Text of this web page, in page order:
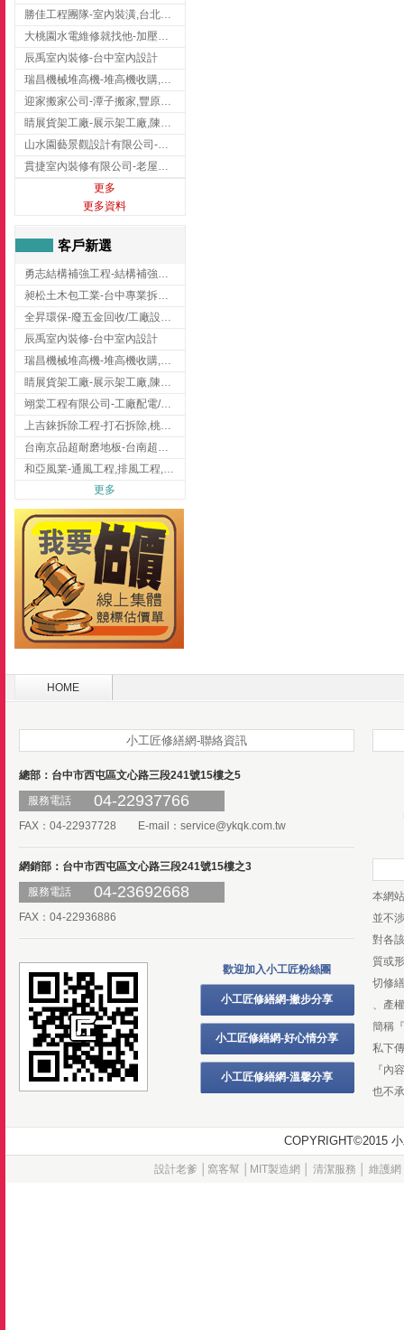
勝佳工程團隊-室內裝潢,台北房屋裝修,三重室內裝修
大桃園水電維修就找他-加壓馬達,抽水馬達,桃園水電行,中壢水電
辰禹室內裝修-台中室內設計
瑞昌機械堆高機-堆高機收購,新北市堆高機,桃園堆高機
迎家搬家公司-潭子搬家,豐原搬家,大雅搬家,大甲搬家,台中推薦搬家,台中搬家
睛展貨架工廠-展示架工廠,陳列架,台中展示架工廠
山水園藝景觀設計有限公司-景觀工程,景觀設計,新竹園藝工程,新竹景觀設計
貫捷室內裝修有限公司-老屋翻新工程,台中老屋翻新工程,台中舊屋翻新
更多
更多資料
客戶新選
勇志結構補強工程-結構補強工程 ,桃園結構補強工程,龍潭結構補強工程
昶松土木包工業-台中專業拆除工程/挖土機出租
全昇環保-廢五金回收/工廠設備收購/機械設備回收/高價收購廠房設備
辰禹室內裝修-台中室內設計
瑞昌機械堆高機-堆高機收購,新北市堆高機,桃園堆高機
睛展貨架工廠-展示架工廠,陳列架,台中展示架工廠
翊棠工程有限公司-工廠配電/高雄消防機電公司
上吉錸拆除工程-打石拆除,桃園打石拆除,桃園拆除工程
台南京品超耐磨地板-台南超耐磨地板
和亞風業-通風工程,排風工程,彰化通風工程,彰化排風工程
更多
HOME
小工匠修繕網-聯絡資訊
總部：台中市西屯區文心路三段241號15樓之5
服務電話
04-22937766
FAX：04-22937728 E-mail： service@ykqk.com.tw
網銷部：台中市西屯區文心路三段241號15樓之3
服務電話
04-23692668
FAX：04-22936886
歡迎加入小工匠粉絲團
小工匠修繕網-撇步分享
小工匠修繕網-好心情分享
小工匠修繕網-溫馨分享
本網
並不
對各
質或
切修
、產
簡稱
私下
『內
也不
設計老爹 窩客幫│ MIT製造網 清潔服務 維護網